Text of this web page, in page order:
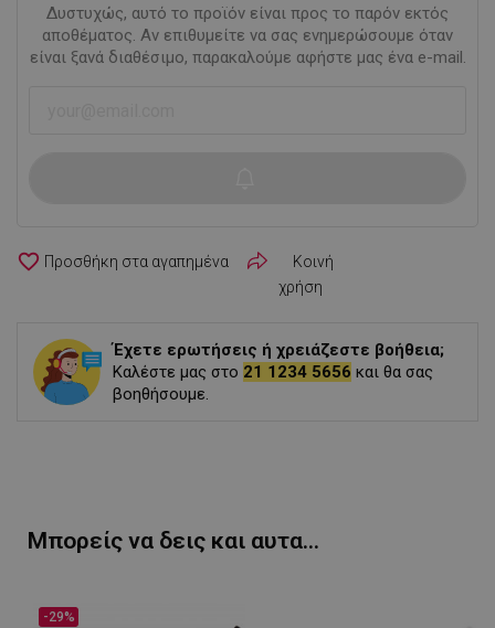
Δυστυχώς, αυτό το προϊόν είναι προς το παρόν εκτός
αποθέματος. Αν επιθυμείτε να σας ενημερώσουμε όταν
είναι ξανά διαθέσιμο, παρακαλούμε αφήστε μας ένα e-mail.
favorite_border
Κοινή
χρήση
Έχετε ερωτήσεις ή χρειάζεστε βοήθεια;
Καλέστε μας στο 21 1234 5656 και θα σας
βοηθήσουμε.
Μπορείς να δεις και αυτα...
-29%